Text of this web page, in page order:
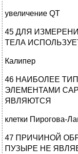
увеличение QT
45 ДЛЯ
ТЕЛА
Калипер
46 НАИБОЛЕЕ
ЭЛЕМЕНТАМИ
ЯВЛЯЮТСЯ
клетки Пирогова-
47 ПРИЧИНОЙ
ПУЗЫРЕ НЕ